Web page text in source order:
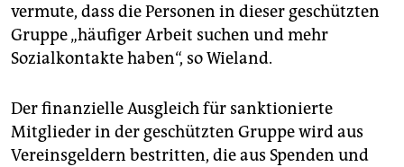
vermute, dass die Personen in dieser geschützten
Gruppe „häufiger Arbeit suchen und mehr
Sozialkontakte haben“, so Wieland.
Der finanzielle Ausgleich für sanktionierte
Mitglieder in der geschützten Gruppe wird aus
Vereinsgeldern bestritten, die aus Spenden und